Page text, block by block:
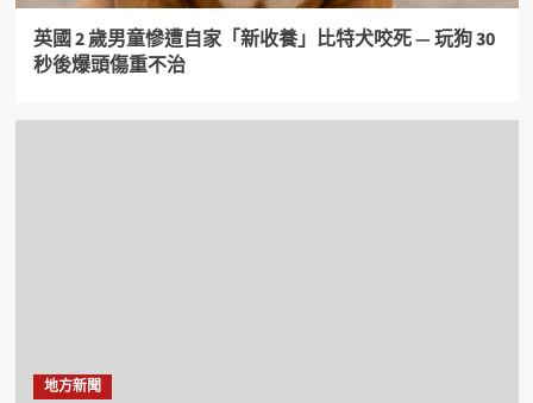
英國 2 歲男童慘遭自家「新收養」比特犬咬死 — 玩狗 30
秒後爆頭傷重不治
地方新聞